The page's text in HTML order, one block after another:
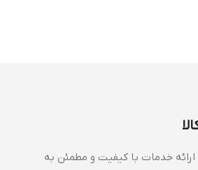
خدمات با کیفیت و مطمئن به